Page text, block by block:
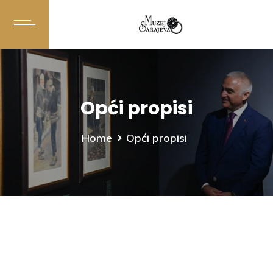
Opći propisi
Home Opći propisi